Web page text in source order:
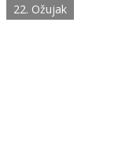
22. Ožujak